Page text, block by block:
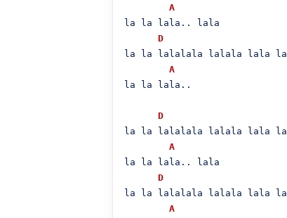
A
la la lala.. lala
D
la la lalalala lalala lala
A
la la lala..
D
la la lalalala lalala lala
A
la la lala.. lala
D
la la lalalala lalala lala
A